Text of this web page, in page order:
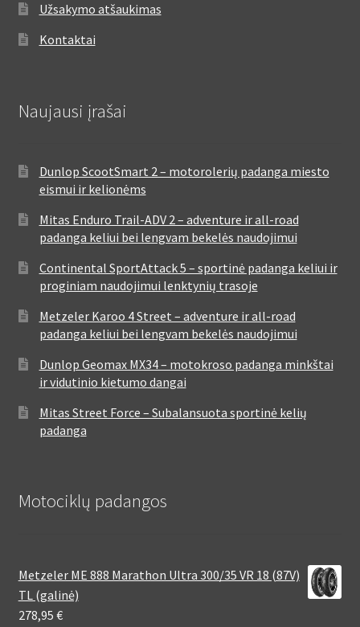
Užsakymo atšaukimas
Kontaktai
Naujausi įrašai
Dunlop ScootSmart 2 – motorolerių padanga miesto
eismui ir kelionėms
Mitas Enduro Trail-ADV 2 – adventure ir all-road
padanga keliui bei lengvam bekelės naudojimui
Continental SportAttack 5 – sportinė padanga keliui ir
proginiam naudojimui lenktynių trasoje
Metzeler Karoo 4 Street – adventure ir all-road
padanga keliui bei lengvam bekelės naudojimui
Dunlop Geomax MX34 – motokroso padanga minkštai
ir vidutinio kietumo dangai
Mitas Street Force – Subalansuota sportinė kelių
padanga
Motociklų padangos
Metzeler ME 888 Marathon Ultra 300/35 VR 18 (87V)
TL (galinė)
278,95 €